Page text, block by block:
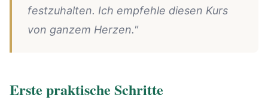
festzuhalten. Ich empfehle diesen Kurs
von ganzem Herzen."
Erste praktische Schritte